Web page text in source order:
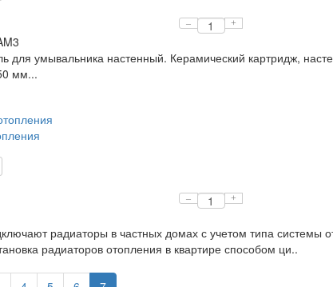
– +
для умывальника настенный. Керамический картридж,
мм...
– +
радиаторы в частных домах с учетом типа системы
радиаторов отопления в квартире способом ци..